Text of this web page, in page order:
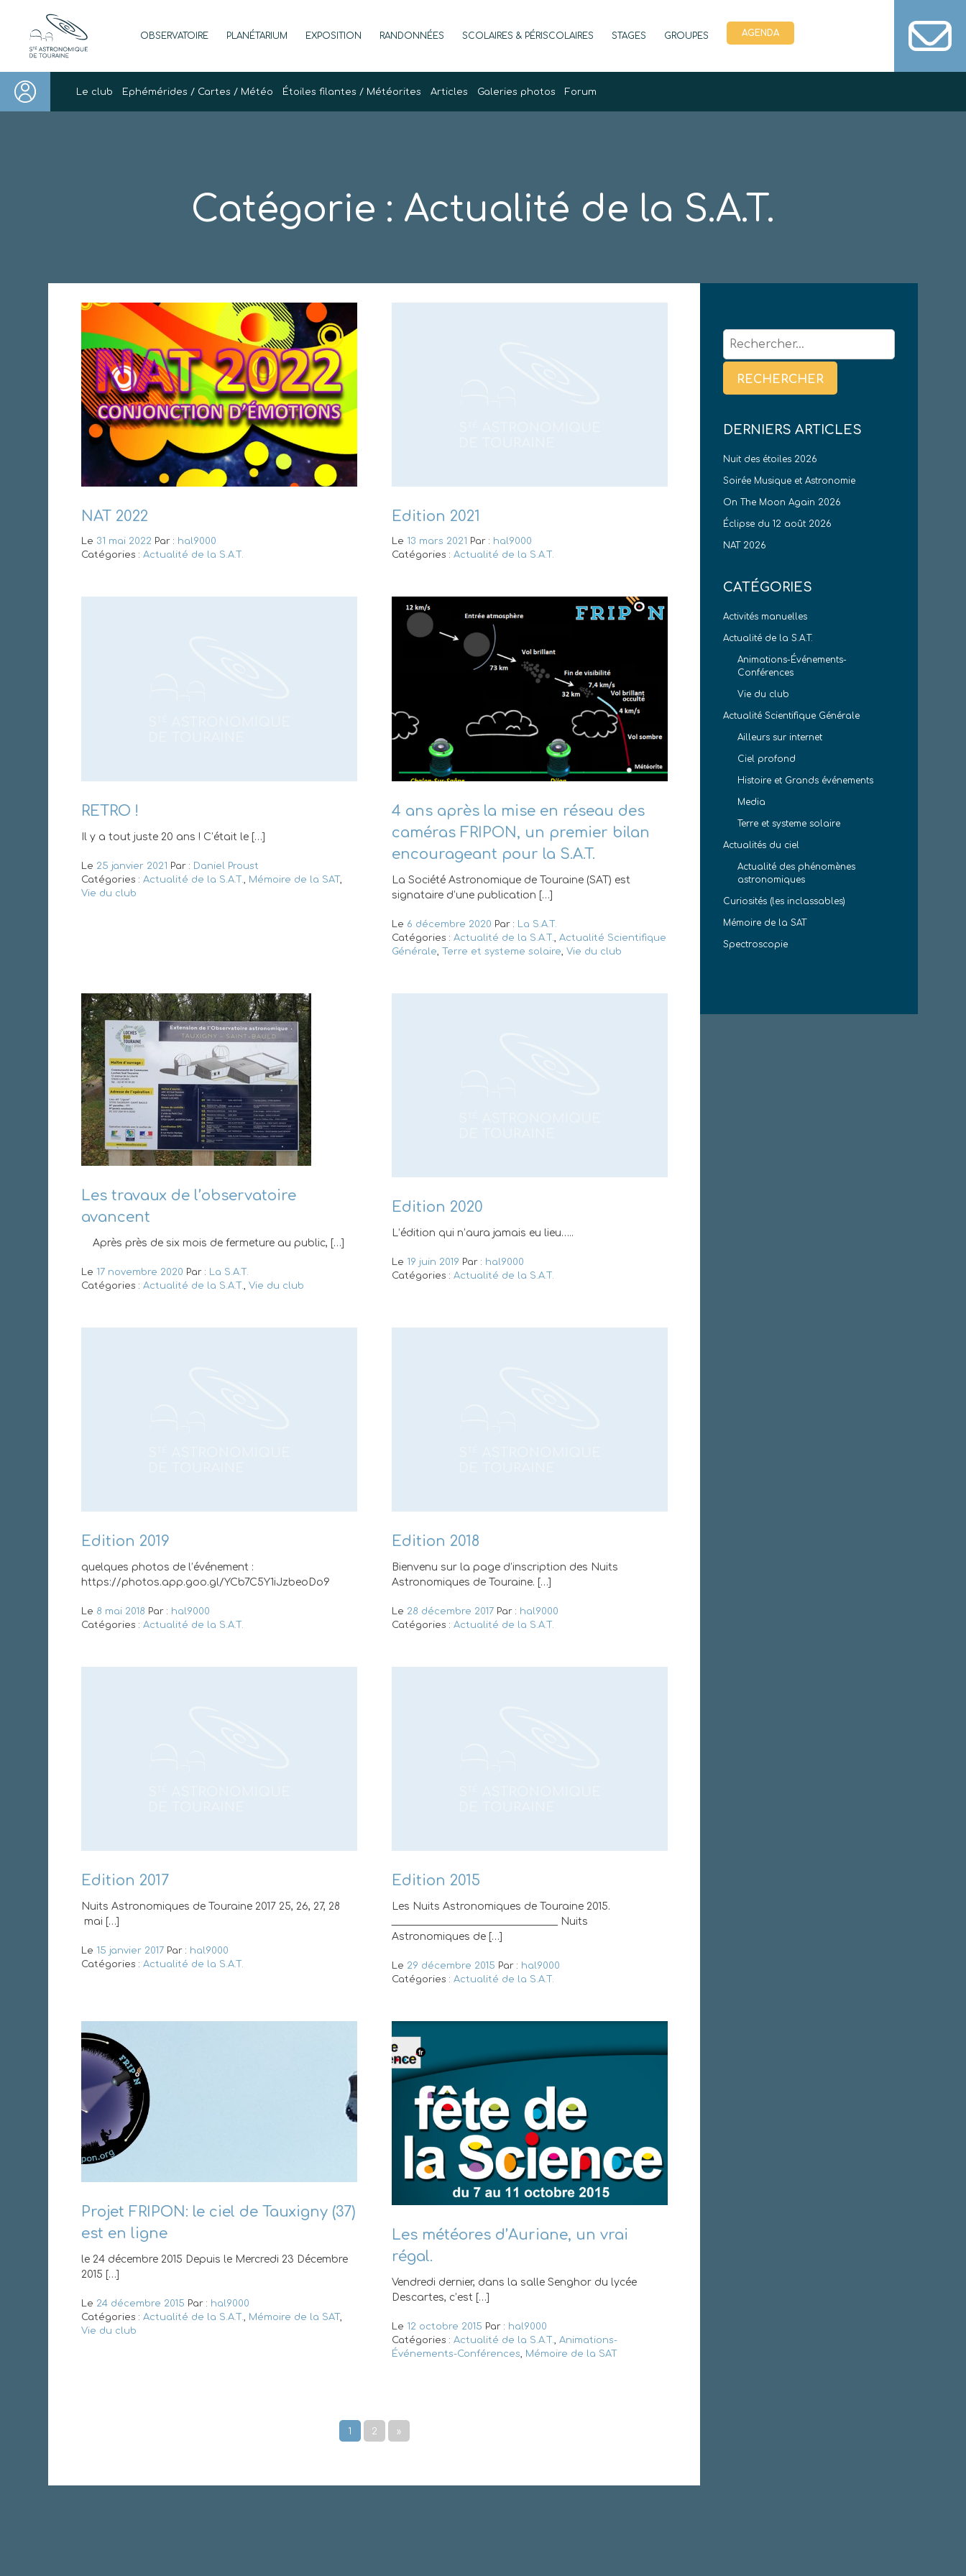
content
Société Astronomique de Touraine
Un regard plus NET sur notre univers
OBSERVATOIRE PLANÉTARIUM EXPOSITION RANDONNÉES SCOLAIRES & PÉRISCOLAIRES STAGES GROUPES AGENDA
Le club Ephémérides / Cartes / Météo Étoiles filantes / Météorites Articles Galeries photos Forum
Catégorie : Actualité de la S.A.T.
NAT 2022
Le 31 mai 2022 Par : hal9000
Catégories : Actualité de la S.A.T.
Edition 2021
Le 13 mars 2021 Par : hal9000
Catégories : Actualité de la S.A.T.
RETRO !
Il y a tout juste 20 ans ! C’était le […]
Le 25 janvier 2021 Par : Daniel Proust
Catégories : Actualité de la S.A.T. Mémoire de la SAT,
Vie du club
4 ans après la mise en réseau des
caméras FRIPON, un premier bilan
encourageant pour la S.A.T.
La Société Astronomique de Touraine (SAT) est
signataire d’une publication […]
Le 6 décembre 2020 Par :
La S.A.T.
Catégories : Actualité de la S.A.T.
Actualité Scientifique
Générale Terre et systeme solaire Vie du club
Les travaux de l’observatoire
avancent
Après près de six mois de fermeture au public, […]
Le 17 novembre 2020 Par :
La S.A.T.
Catégories : Actualité de la S.A.T. Vie du club
Edition 2020
L’édition qui n’aura jamais eu lieu…..
Le 19 juin 2019 Par : hal9000
Catégories : Actualité de la S.A.T.
Edition 2019
quelques photos de l’événement :
https://photos.app.goo.gl/YCb7C5Y1iJzbeoDo9
Le 8 mai 2018 Par : hal9000
Catégories : Actualité de la S.A.T.
Edition 2018
Bienvenu sur la page d’inscription des Nuits
Astronomiques de Touraine. […]
Le 28 décembre 2017Par : hal9000
Catégories : Actualité de la S.A.T.
Edition 2017
Nuits Astronomiques de Touraine 2017 25, 26, 27, 28
mai […]
Le 15 janvier 2017Par : hal9000
Catégories : Actualité de la S.A.T.
Edition 2015
Les Nuits Astronomiques de Touraine 2015.
_________________________________ Nuits
Astronomiques de […]
Le 29 décembre 2015 Par : hal9000
Catégories : Actualité de la S.A.T.
Projet FRIPON: le ciel de Tauxigny (37)
est en ligne
le 24 décembre 2015 Depuis le Mercredi 23 Décembre
2015 […]
Le 24 décembre 2015 Par : hal9000
Catégories : Actualité de la S.A.T., Mémoire de la SAT ,
Vie du club
Les météores d’Auriane, un vrai
régal.
Vendredi dernier, dans la salle Senghor du lycée
Descartes, c’est […]
Le 12 octobre 2015 Par : hal9000
Catégories : Actualité de la S.A.T., Animations-
Événements-Conférences, Mémoire de la SAT
1 2 »
Rechercher :
DERNIERS ARTICLES
Nuit des étoiles 2026
Soirée Musique et Astronomie
On The Moon Again 2026
Éclipse du 12 août 2026
NAT 2026
CATÉGORIES
Activités manuelles
Actualité de la S.A.T.
Animations-Événements-
Conférences
Vie du club
Actualité Scientifique Générale
Ailleurs sur internet
Ciel profond
Histoire et Grands événements
Media
Terre et systeme solaire
Actualités du ciel
Actualité des phénomènes
astronomiques
Curiosités (les inclassables)
Mémoire de la SAT
Spectroscopie